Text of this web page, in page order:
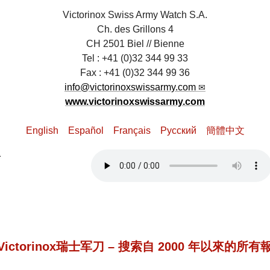
Victorinox Swiss Army Watch S.A.
Ch. des Grillons 4
CH 2501 Biel // Bienne
Tel : +41 (0)32 344 99 33
Fax : +41 (0)32 344 99 36
info@victorinoxswissarmy.com
www.victorinoxswissarmy.com
English Español Français Pусский 簡體中文
瑞士军刀 – 搜索自 2000 年以來的所有